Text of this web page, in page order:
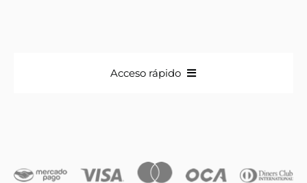
Acceso rápido
Iniciales